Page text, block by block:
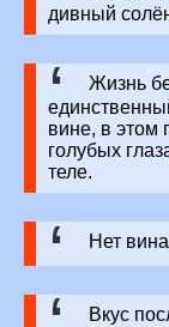
дивный
Жизнь
вине, в этом
голубых
теле.
Нет
Вкус